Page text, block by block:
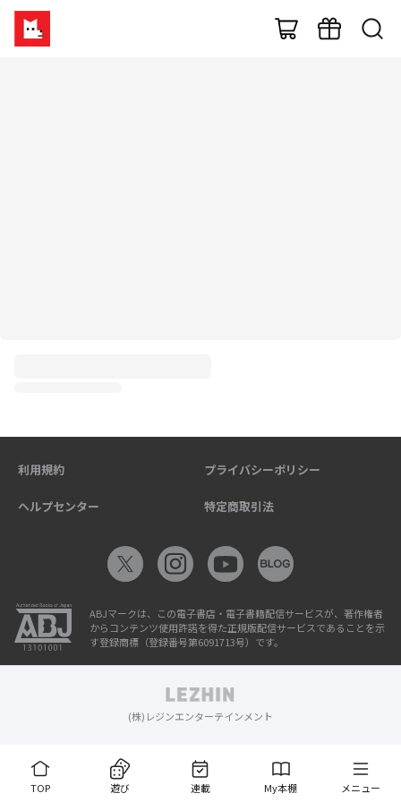
TOP 遊び 連載 My本棚 メニュー
利用規約 プライバシーポリシー
ヘルプセンター 特定商取引法
ABJマークは、この電子書店・電子書籍配信サービスが、著作権者
からコンテンツ使用許諾を得た正規版配信サービスであることを示
す登録商標（登録番号第6091713号）です。
(株)レジンエンターテインメント